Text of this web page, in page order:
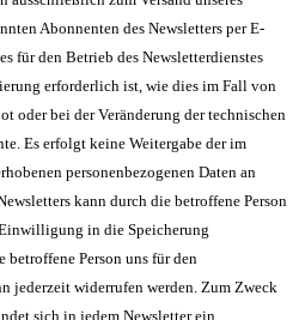
Abonnenten des Newsletters per E-
für den Betrieb des Newsletterdienstes
erforderlich ist, wie dies im Fall von
oder bei der Veränderung der technischen
Es erfolgt keine Weitergabe der im
personenbezogenen Daten an
kann durch die betroffene Person
in die Speicherung
betroffene Person uns für den
jederzeit widerrufen werden. Zum Zweck
sich in jedem Newsletter ein